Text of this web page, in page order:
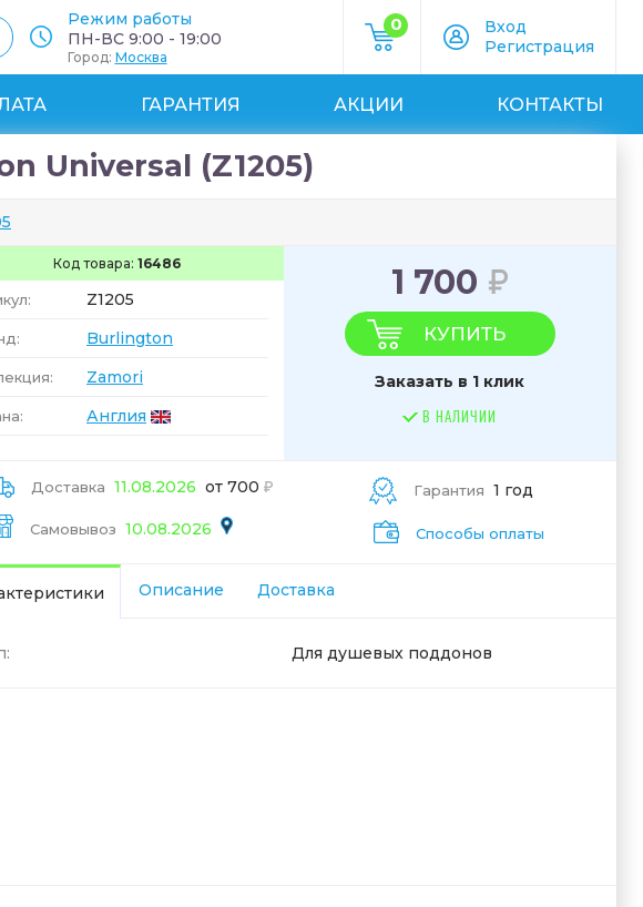
Режим работы
ПН-ВС 9:00 - 19:00
Город: Москва
0
Вход
Регистрация
ГАРАНТИЯ АКЦИИ КОНТАКТЫ
Universal (Z1205)
Код товара: 16486
Z1205
Burlington
Zamori
Англия
1 700
КУПИТЬ
Заказать в 1 клик
В НАЛИЧИИ
Доставка 11.08.2026 от 700
Самовывоз 10.08.2026
Гарантия 1 год
Способы оплаты
Описание Доставка
Для душевых поддонов